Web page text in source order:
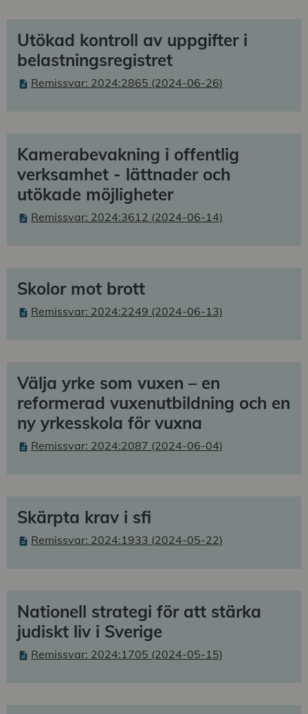
Utökad kontroll av uppgifter i
belastningsregistret
Remissvar: 2024:2865 (2024-06-26)
Kamerabevakning i offentlig
verksamhet - lättnader och
utökade möjligheter
Remissvar: 2024:3612 (2024-06-14)
Skolor mot brott
Remissvar: 2024:2249 (2024-06-13)
Välja yrke som vuxen – en
reformerad vuxenutbildning och en
ny yrkesskola för vuxna
Remissvar: 2024:2087 (2024-06-04)
Skärpta krav i sfi
Remissvar: 2024:1933 (2024-05-22)
Nationell strategi för att stärka
judiskt liv i Sverige
Remissvar: 2024:1705 (2024-05-15)